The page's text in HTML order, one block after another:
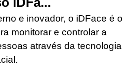
e inovador, o iDFace é o
monitorar e controlar a
através da tecnologia